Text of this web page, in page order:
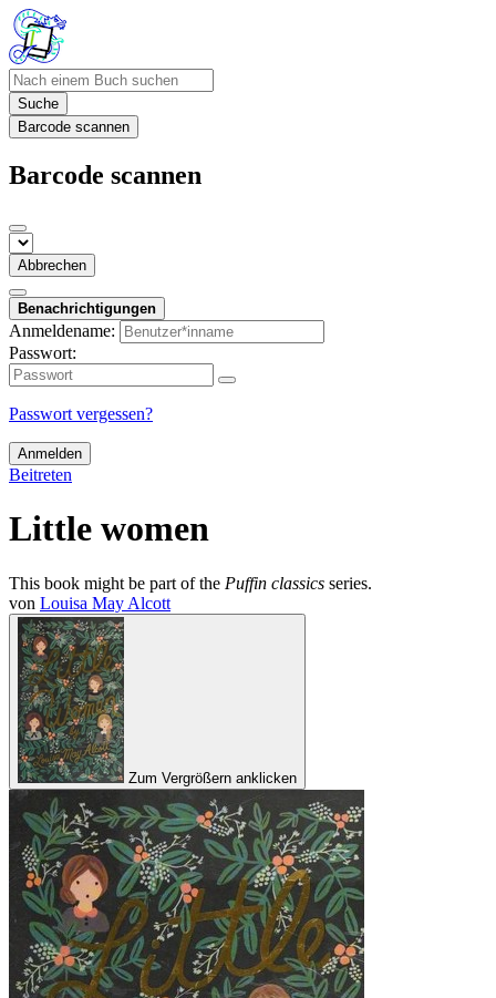
Suche
Barcode scannen
Barcode scannen
Abbrechen
Benachrichtigungen
Anmeldename:
Passwort:
Passwort vergessen?
Anmelden
Beitreten
Little women
This book might be part of the Puffin classics series.
von Louisa May Alcott
Zum Vergrößern anklicken